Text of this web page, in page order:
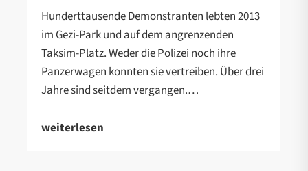
Hunderttausende Demonstranten lebten 2013
im Gezi-Park und auf dem angrenzenden
Taksim-Platz. Weder die Polizei noch ihre
Panzerwagen konnten sie vertreiben. Über drei
Jahre sind seitdem vergangen.…
weiterlesen